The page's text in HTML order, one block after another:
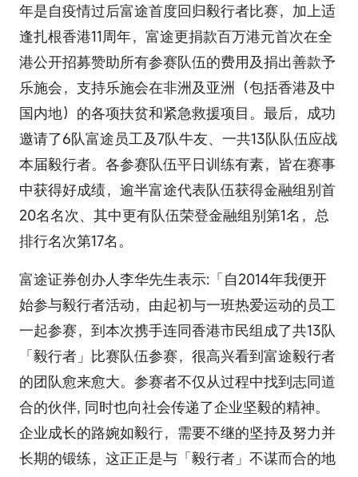
年是自疫情过后富途首度回归毅行者比赛，加上适
逢扎根香港11周年，富途更捐款百万港元首次在全
港公开招募赞助所有参赛队伍的费用及捐出善款予
乐施会，支持乐施会在非洲及亚洲（包括香港及中
国内地）的各项扶贫和紧急救援项目。最后，成功
邀请了6队富途员工及7队牛友、一共13队队伍应战
本届毅行者。各参赛队伍平日训练有素，皆在赛事
中获得好成绩，逾半富途代表队伍获得金融组别首
20名名次、其中更有队伍荣登金融组别第1名，总
排行名次第17名。
富途证券创办人李华先生表示:「自2014年我便开
始参与毅行者活动，由起初与一班热爱运动的员工
一起参赛，到本次携手连同香港市民组成了共13队
「毅行者」比赛队伍参赛，很高兴看到富途毅行者
的团队愈来愈大。参赛者不仅从过程中找到志同道
合的伙伴, 同时也向社会传递了企业坚毅的精神。
企业成长的路婉如毅行，需要不继的坚持及努力并
长期的锻练，这正正是与「毅行者」不谋而合的地